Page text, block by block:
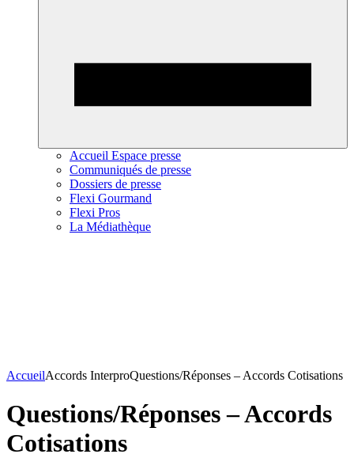
Accueil Espace presse
Communiqués de presse
Dossiers de presse
Flexi Gourmand
Flexi Pros
La Médiathèque
AccueilAccords InterproQuestions/Réponses – Accords Cotisations
Questions/Réponses – Accords
Cotisations